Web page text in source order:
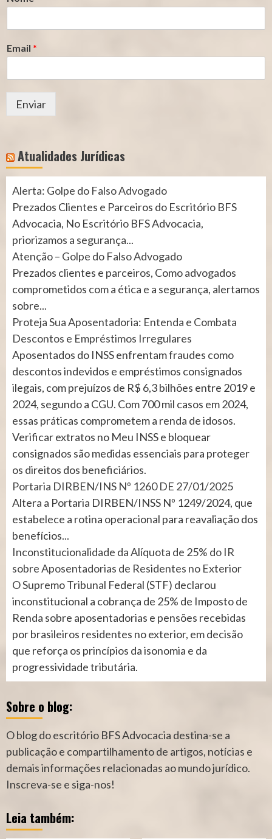
Email *
Enviar
Atualidades Jurídicas
Alerta: Golpe do Falso Advogado
Prezados Clientes e Parceiros do Escritório BFS
Advocacia, No Escritório BFS Advocacia,
priorizamos a segurança...
Atenção – Golpe do Falso Advogado
Prezados clientes e parceiros, Como advogados
comprometidos com a ética e a segurança, alertamos
sobre...
Proteja Sua Aposentadoria: Entenda e Combata
Descontos e Empréstimos Irregulares
Aposentados do INSS enfrentam fraudes como
descontos indevidos e empréstimos consignados
ilegais, com prejuízos de R$ 6,3 bilhões entre 2019 e
2024, segundo a CGU. Com 700 mil casos em 2024,
essas práticas comprometem a renda de idosos.
Verificar extratos no Meu INSS e bloquear
consignados são medidas essenciais para proteger
os direitos dos beneficiários.
Portaria DIRBEN/INS Nº 1260 DE 27/01/2025
Altera a Portaria DIRBEN/INSS Nº 1249/2024, que
estabelece a rotina operacional para reavaliação dos
benefícios...
Inconstitucionalidade da Alíquota de 25% do IR
sobre Aposentadorias de Residentes no Exterior
O Supremo Tribunal Federal (STF) declarou
inconstitucional a cobrança de 25% de Imposto de
Renda sobre aposentadorias e pensões recebidas
por brasileiros residentes no exterior, em decisão
que reforça os princípios da isonomia e da
progressividade tributária.
Sobre o blog:
O blog do escritório BFS Advocacia destina-se a
publicação e compartilhamento de artigos, notícias e
demais informações relacionadas ao mundo jurídico.
Inscreva-se e siga-nos!
Leia também: